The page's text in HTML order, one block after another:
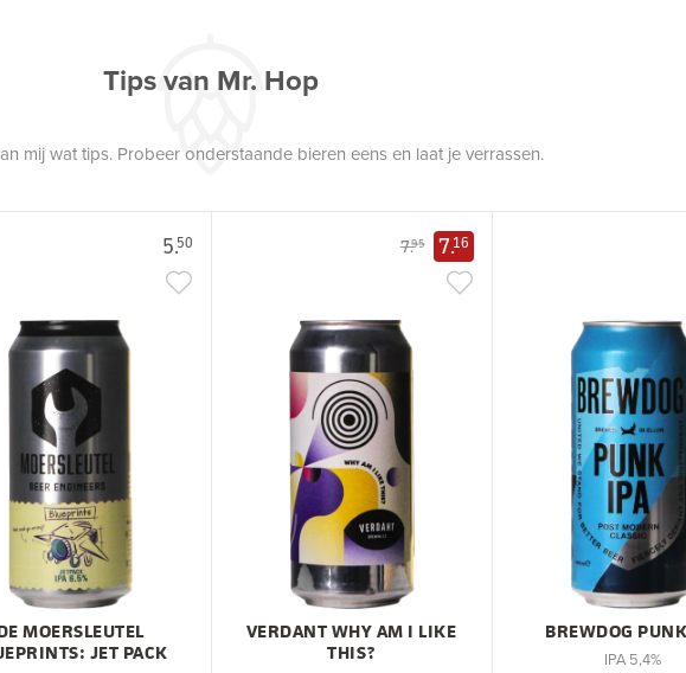
Tips van Mr. Hop
mij wat tips. Probeer onderstaande bieren eens en laat je verrassen.
5.50
MOERSLEUTEL
JET PACK
7.95 7.16
VERDANT WHY AM I LIKE
THIS?
BREWDOG
IPA 5,4%